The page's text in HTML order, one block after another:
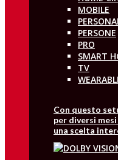
MOBILE
PERSONE
PRO
SMART
TV
Con questo
per diversi
una scelta